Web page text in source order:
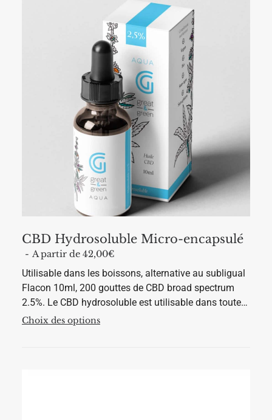
CBD Hydrosoluble Micro-encapsulé
A partir de 42,00€
Utilisable dans les boissons, alternative au subligual
Flacon 10ml, 200 gouttes de CBD broad spectrum
2.5%. Le CBD hydrosoluble est utilisable dans toute…
Choix des optionsC